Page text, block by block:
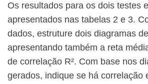
Os resultados para os dois testes
apresentados nas tabelas 2 e 3.
dados, estruture dois diagramas
apresentando também a reta
de correlação R². Com base nos
gerados, indique se há correlação